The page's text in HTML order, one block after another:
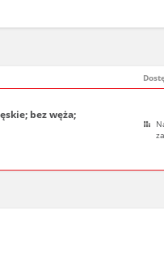
bez węża;